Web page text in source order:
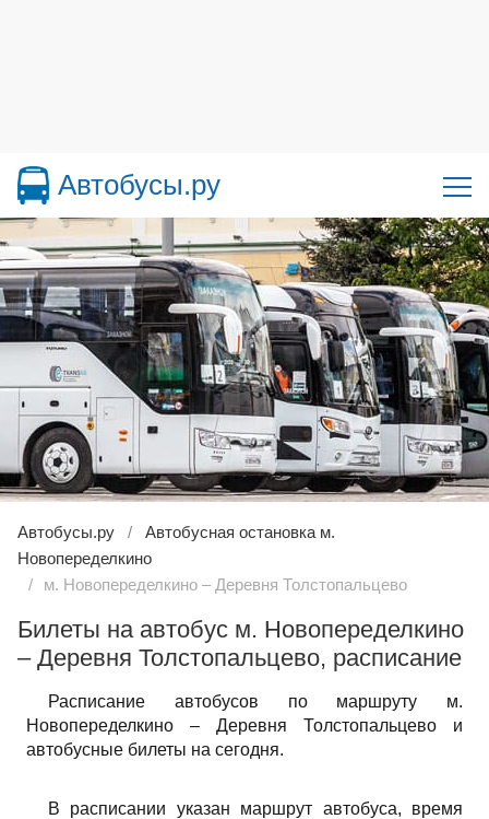
Автобусы.ру
Автобусы.ру
Автобусная остановка м.
Новопеределкино
м. Новопеределкино – Деревня Толстопальцево
Билеты на автобус м. Новопеределкино
– Деревня Толстопальцево, расписание
Расписание автобусов по маршруту м.
Новопеределкино – Деревня Толстопальцево и
автобусные билеты на сегодня.
В расписании указан маршрут автобуса, время